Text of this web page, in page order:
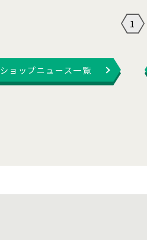
1
ショップニュース一覧